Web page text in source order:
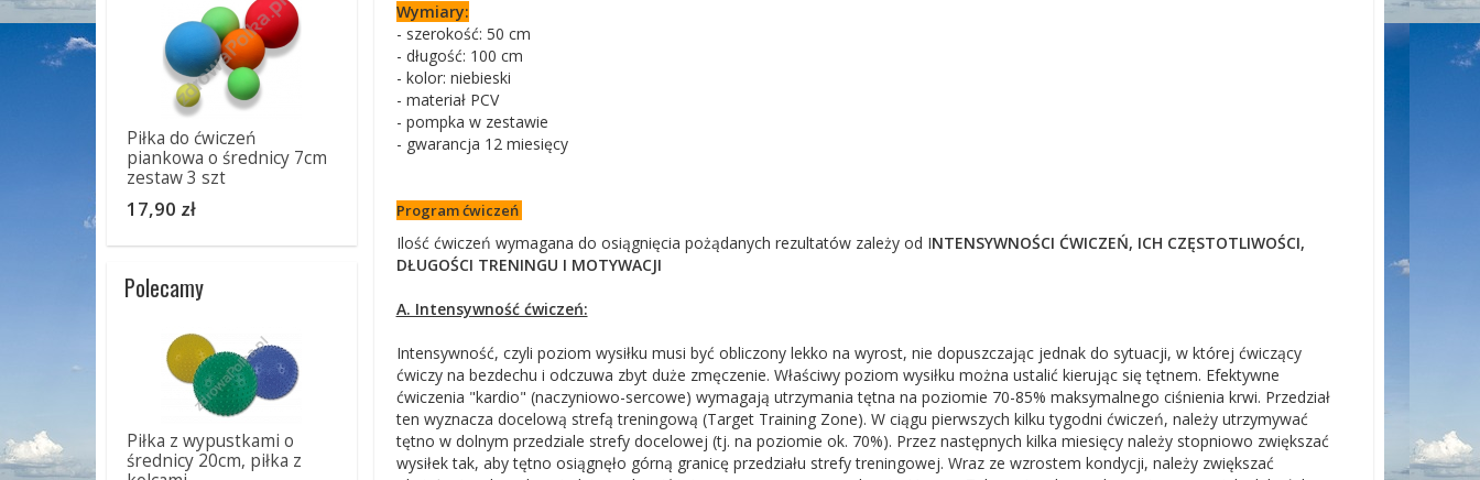
Wymiary:
- szerokość: 50 cm
- długość: 100 cm
- kolor: niebieski
- materiał PCV
- pompka w zestawie
- gwarancja 12 miesięcy
Program ćwiczeń
Ilość ćwiczeń wymagana do osiągnięcia pożądanych rezultatów zależy od INTENSYWNOŚCI ĆWICZEŃ, ICH CZĘSTOTLIWOŚCI,
DŁUGOŚCI TRENINGU I MOTYWACJI
A. Intensywność ćwiczeń:
Intensywność, czyli poziom wysiłku musi być obliczony lekko na wyrost, nie dopuszczając jednak do sytuacji, w której ćwiczący
ćwiczy na bezdechu i odczuwa zbyt duże zmęczenie. Właściwy poziom wysiłku można ustalić kierując się tętnem. Efektywne
ćwiczenia "kardio" (naczyniowo-sercowe) wymagają utrzymania tętna na poziomie 70-85% maksymalnego ciśnienia krwi. Przedział
ten wyznacza docelową strefą treningową (Target Training Zone). W ciągu pierwszych kilku tygodni ćwiczeń, należy utrzymywać
tętno w dolnym przedziale strefy docelowej (tj. na poziomie ok. 70%). Przez następnych kilka miesięcy należy stopniowo zwiększać
wysiłek tak, aby tętno osiągnęło górną granicę przedziału strefy treningowej. Wraz ze wzrostem kondycji, należy zwiększać
Piłka do ćwiczeń
piankowa o średnicy 7cm
zestaw 3 szt
17,90 zł
Polecamy
Piłka z wypustkami o
średnicy 20cm, piłka z